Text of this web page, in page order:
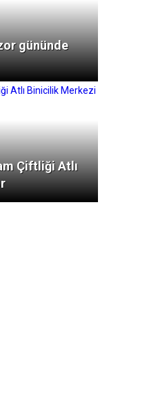
gününde
Çiftliği Atlı